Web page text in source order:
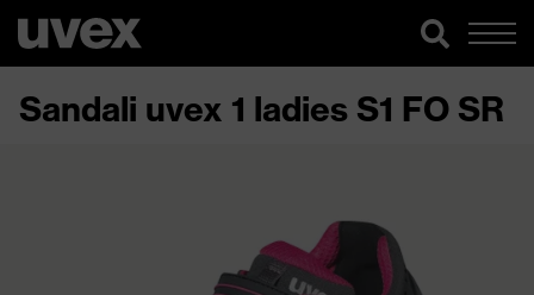
Sandali uvex 1 ladies S1 FO SR